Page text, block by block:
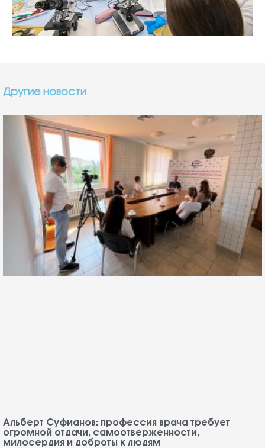
Другие новости
Альберт Суфианов: профессия врача требует
огромной отдачи, самоотверженности,
милосердия и доброты к людям